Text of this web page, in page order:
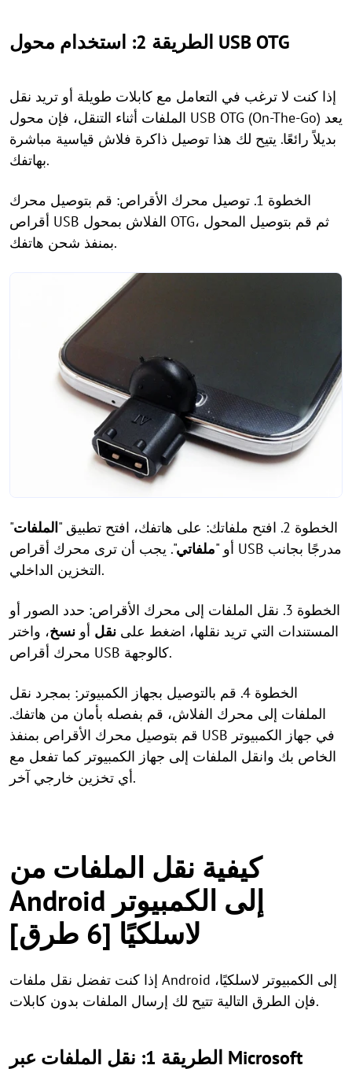
الطريقة 2: استخدام محول USB OTG
إذا كنت لا ترغب في التعامل مع كابلات طويلة أو تريد نقل
الملفات أثناء التنقل، فإن محول USB OTG (On-The-Go) يعد
بديلاً رائعًا. يتيح لك هذا توصيل ذاكرة فلاش قياسية مباشرة
بهاتفك.
الخطوة 1. توصيل محرك الأقراص: قم بتوصيل محرك
أقراص USB الفلاش بمحول OTG، ثم قم بتوصيل المحول
بمنفذ شحن هاتفك.
الخطوة 2. افتح ملفاتك: على هاتفك، افتح تطبيق " الملفات"
أو "ملفاتي". يجب أن ترى محرك أقراص USB مدرجًا بجانب
التخزين الداخلي.
الخطوة 3. نقل الملفات إلى محرك الأقراص: حدد الصور أو
المستندات التي تريد نقلها، اضغط على نقل أو نسخ، واختر
محرك أقراص USB كالوجهة.
الخطوة 4. قم بالتوصيل بجهاز الكمبيوتر: بمجرد نقل
الملفات إلى محرك الفلاش، قم بفصله بأمان من هاتفك.
قم بتوصيل محرك الأقراص بمنفذ USB في جهاز الكمبيوتر
الخاص بك وانقل الملفات إلى جهاز الكمبيوتر كما تفعل مع
أي تخزين خارجي آخر.
كيفية نقل الملفات من
Android إلى الكمبيوتر
لاسلكيًا [6 طرق]
إذا كنت تفضل نقل ملفات Android إلى الكمبيوتر لاسلكيًا،
فإن الطرق التالية تتيح لك إرسال الملفات بدون كابلات.
الطريقة 1: نقل الملفات عبر Microsoft